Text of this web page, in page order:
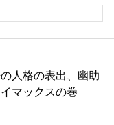
人格の表出、幽助
マックスの巻